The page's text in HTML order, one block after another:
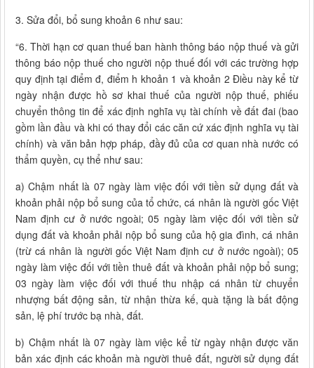
3. Sửa đổi, bổ sung khoản 6 như sau:
“6. Thời hạn cơ quan thuế ban hành thông báo nộp thuế và gửi
thông báo nộp thuế cho người nộp thuế đối với các trường hợp
quy định tại điểm đ, điểm h khoản 1 và khoản 2 Điều này kể từ
ngày nhận được hồ sơ khai thuế của người nộp thuế, phiếu
chuyển thông tin để xác định nghĩa vụ tài chính về đất đai (bao
gồm lần đầu và khi có thay đổi các căn cứ xác định nghĩa vụ tài
chính) và văn bản hợp pháp, đầy đủ của cơ quan nhà nước có
thẩm quyền, cụ thể như sau:
a) Chậm nhất là 07 ngày làm việc đối với tiền sử dụng đất và
khoản phải nộp bổ sung của tổ chức, cá nhân là người gốc Việt
Nam định cư ở nước ngoài; 05 ngày làm việc đối với tiền sử
dụng đất và khoản phải nộp bổ sung của hộ gia đình, cá nhân
(trừ cá nhân là người gốc Việt Nam định cư ở nước ngoài); 05
ngày làm việc đối với tiền thuê đất và khoản phải nộp bổ sung;
03 ngày làm việc đối với thuế thu nhập cá nhân từ chuyển
nhượng bất động sản, từ nhận thừa kế, quà tặng là bất động
sản, lệ phí trước bạ nhà, đất.
b) Chậm nhất là 07 ngày làm việc kể từ ngày nhận được văn
bản xác định các khoản mà người thuê đất, người sử dụng đất